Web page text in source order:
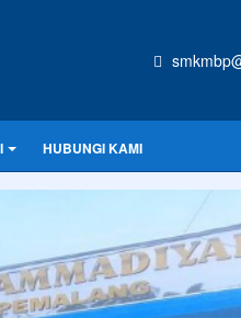
HUBUNGI KAMI
yang telah mempersiapkan
agama adalah lumpuh.Anonim